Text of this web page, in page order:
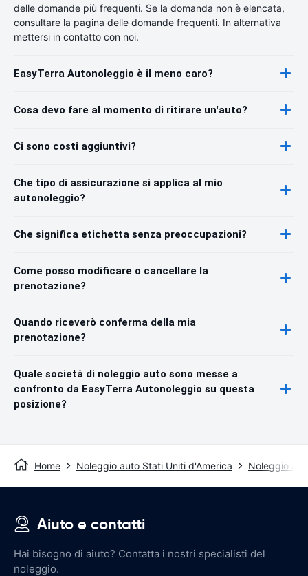
delle domande più frequenti. Se la domanda non è elencata,
consultare la pagina delle domande frequenti. In alternativa
mettersi in contatto con noi.
EasyTerra Autonoleggio è il meno caro?
Cosa devo fare al momento di ritirare un'auto?
Ci sono costi aggiuntivi?
Che tipo di assicurazione si applica al mio
autonoleggio?
Che significa etichetta senza preoccupazioni?
Come posso modificare o cancellare la
prenotazione?
Quando riceverò conferma della mia
prenotazione?
Quale società di noleggio auto sono messe a
confronto da EasyTerra Autonoleggio su questa
posizione?
Home Noleggio auto Stati Uniti d'America Noleggio
Aiuto e contatti
Hai bisogno di aiuto? Contatta i nostri specialisti del
noleggio.